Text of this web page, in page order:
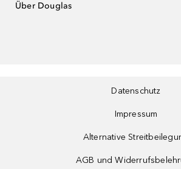
Über Douglas
Datenschutz
Impressum
Alternative
AGB und